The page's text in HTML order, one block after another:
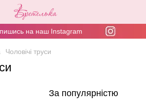
на наш Instagram
Чоловічі труси
За популярністю